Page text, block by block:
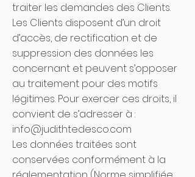
traiter les demandes des Clients.
Les Clients disposent d’un droit
d’accès, de rectification et de
suppression des données les
concernant et peuvent s’opposer
au traitement pour des motifs
légitimes. Pour exercer ces droits, il
convient de s’adresser à :
info@judithtedesco.com
Les données traitées sont
conservées conformément à la